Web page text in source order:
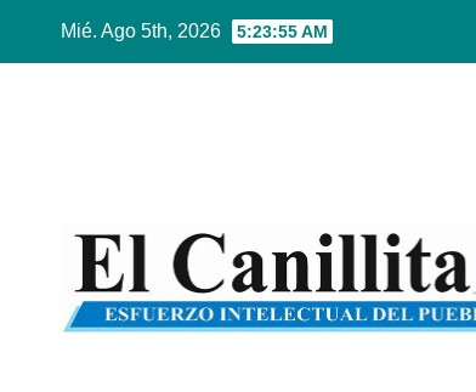
Mié. Ago 5th, 2026 5:23:57 AM